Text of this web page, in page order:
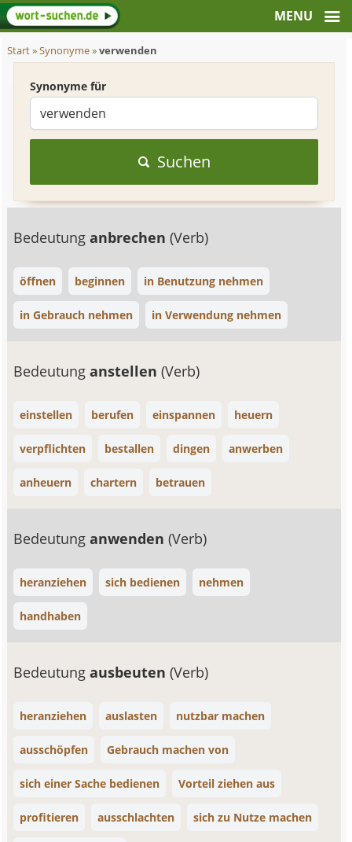
Start»Synonyme»verwenden
Synonyme für
Suchen
Bedeutunganbrechen(Verb)
öffnen beginnen in Benutzung nehmen
in Gebrauch nehmen in Verwendung nehmen
Bedeutunganstellen(Verb)
einstellen berufen einspannen heuern
verpflichten bestallen dingen anwerben
anheuern chartern betrauen
Bedeutunganwenden(Verb)
heranziehen sich bedienen nehmen
handhaben
Bedeutungausbeuten(Verb)
heranziehen auslasten nutzbar machen
ausschöpfen Gebrauch machen von
sich einer Sache bedienen Vorteil ziehen aus
profitieren ausschlachten sich zu Nutze machen